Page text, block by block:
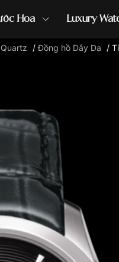
Hoa Luxury
/Đồng hồ Dây Da /